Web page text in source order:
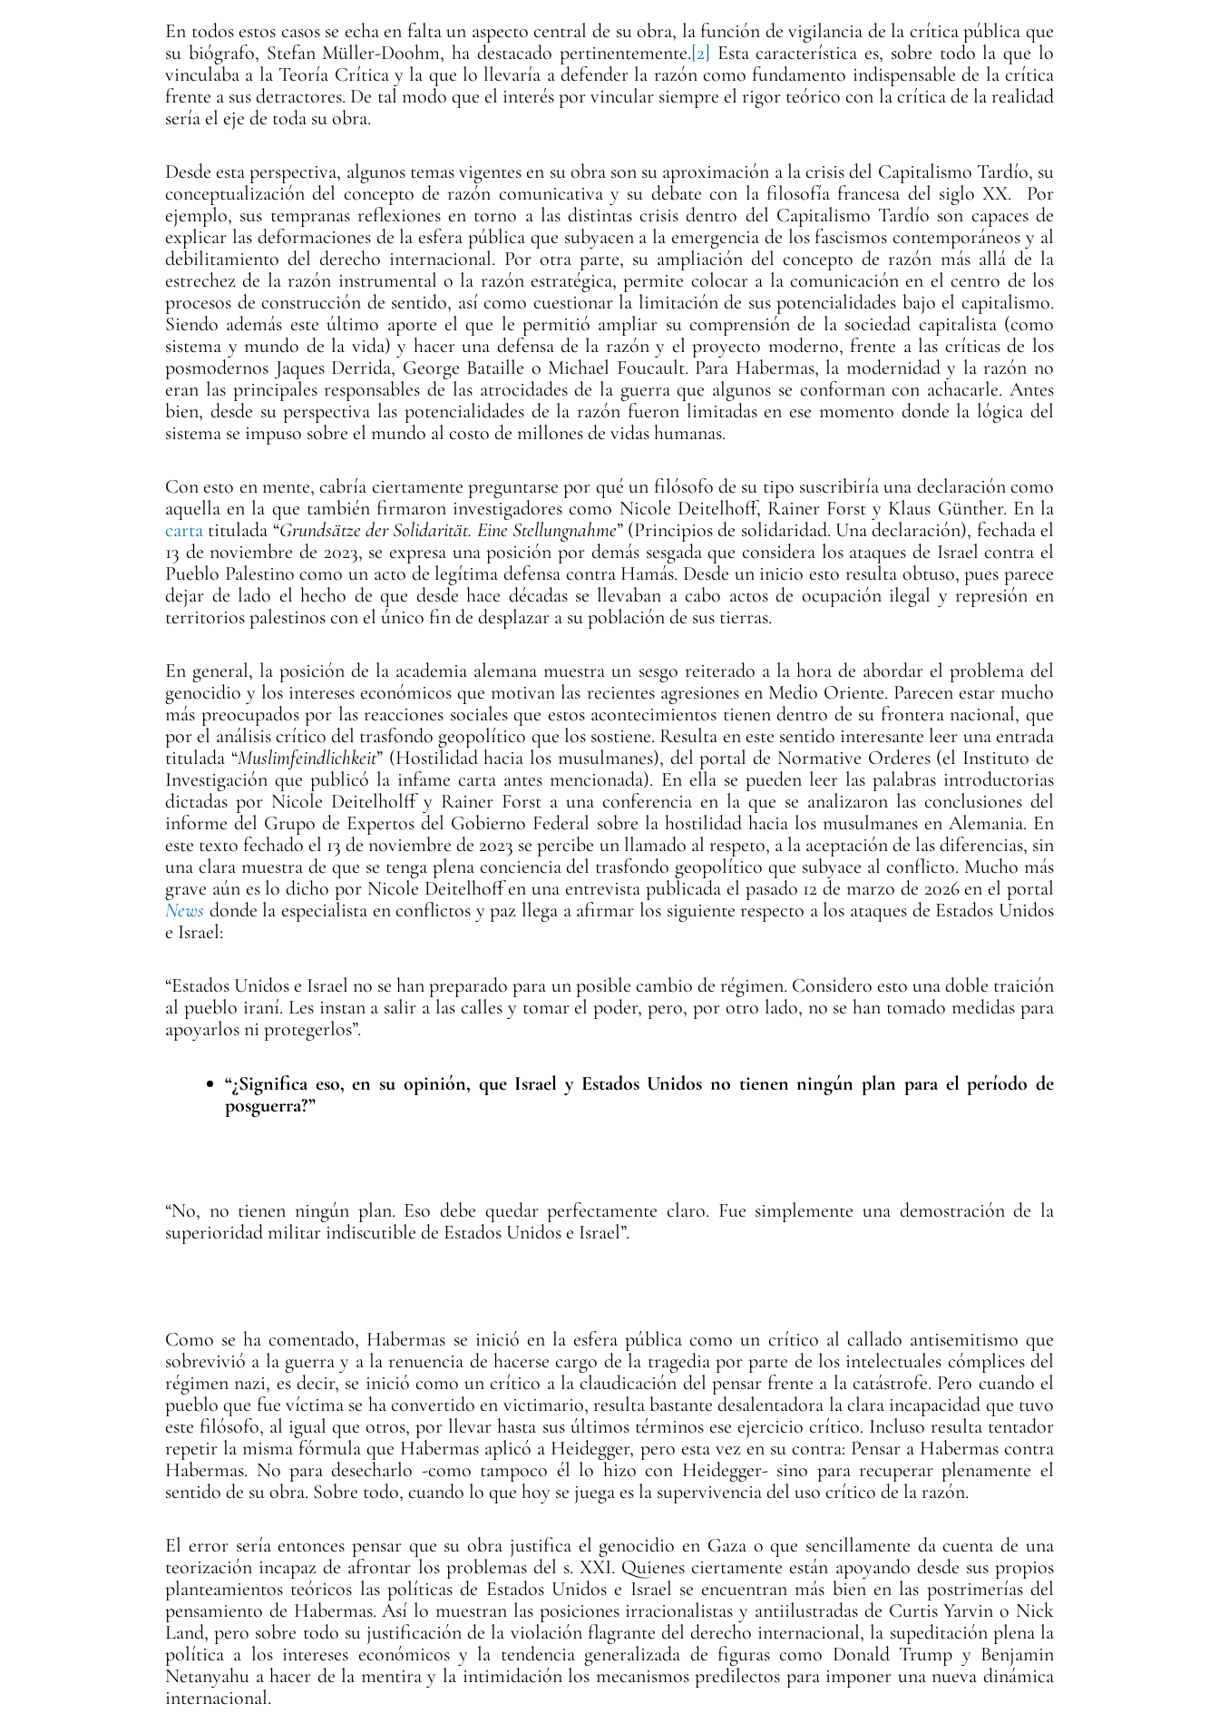
En todos estos casos se echa en falta un aspecto central de su obra, la función de vigilancia de la crítica pública que
su biógrafo, Stefan Müller-Doohm, ha destacado pertinentemente.[2] Esta característica es, sobre todo la que lo
vinculaba a la Teoría Crítica y la que lo llevaría a defender la razón como fundamento indispensable de la crítica
frente a sus detractores. De tal modo que el interés por vincular siempre el rigor teórico con la crítica de la realidad
sería el eje de toda su obra.
Desde esta perspectiva, algunos temas vigentes en su obra son su aproximación a la crisis del Capitalismo Tardío, su
conceptualización del concepto de razón comunicativa y su debate con la filosofía francesa del siglo XX. Por
ejemplo, sus tempranas reflexiones en torno a las distintas crisis dentro del Capitalismo Tardío son capaces de
explicar las deformaciones de la esfera pública que subyacen a la emergencia de los fascismos contemporáneos y al
debilitamiento del derecho internacional. Por otra parte, su ampliación del concepto de razón más allá de la
estrechez de la razón instrumental o la razón estratégica, permite colocar a la comunicación en el centro de los
procesos de construcción de sentido, así como cuestionar la limitación de sus potencialidades bajo el capitalismo.
Siendo además este último aporte el que le permitió ampliar su comprensión de la sociedad capitalista (como
sistema y mundo de la vida) y hacer una defensa de la razón y el proyecto moderno, frente a las críticas de los
posmodernos Jaques Derrida, George Bataille o Michael Foucault. Para Habermas, la modernidad y la razón no
eran las principales responsables de las atrocidades de la guerra que algunos se conforman con achacarle. Antes
bien, desde su perspectiva las potencialidades de la razón fueron limitadas en ese momento donde la lógica del
sistema se impuso sobre el mundo al costo de millones de vidas humanas.
Con esto en mente, cabría ciertamente preguntarse por qué un filósofo de su tipo suscribiría una declaración como
aquella en la que también firmaron investigadores como Nicole Deitelhoff, Rainer Forst y Klaus Günther. En la
carta titulada “Grundsätze der Solidarität. Eine Stellungnahme” (Principios de solidaridad. Una declaración), fechada el
13 de noviembre de 2023, se expresa una posición por demás sesgada que considera los ataques de Israel contra el
Pueblo Palestino como un acto de legítima defensa contra Hamás. Desde un inicio esto resulta obtuso, pues parece
dejar de lado el hecho de que desde hace décadas se llevaban a cabo actos de ocupación ilegal y represión en
territorios palestinos con el único fin de desplazar a su población de sus tierras.
En general, la posición de la academia alemana muestra un sesgo reiterado a la hora de abordar el problema del
genocidio y los intereses económicos que motivan las recientes agresiones en Medio Oriente. Parecen estar mucho
más preocupados por las reacciones sociales que estos acontecimientos tienen dentro de su frontera nacional, que
por el análisis crítico del trasfondo geopolítico que los sostiene. Resulta en este sentido interesante leer una entrada
titulada “Muslimfeindlichkeit” (Hostilidad hacia los musulmanes), del portal de Normative Orderes (el Instituto de
Investigación que publicó la infame carta antes mencionada). En ella se pueden leer las palabras introductorias
dictadas por Nicole Deitelholff y Rainer Forst a una conferencia en la que se analizaron las conclusiones del
informe del Grupo de Expertos del Gobierno Federal sobre la hostilidad hacia los musulmanes en Alemania. En
este texto fechado el 13 de noviembre de 2023 se percibe un llamado al respeto, a la aceptación de las diferencias, sin
una clara muestra de que se tenga plena conciencia del trasfondo geopolítico que subyace al conflicto. Mucho más
grave aún es lo dicho por Nicole Deitelhoff en una entrevista publicada el pasado 12 de marzo de 2026 en el portal
News donde la especialista en conflictos y paz llega a afirmar los siguiente respecto a los ataques de Estados Unidos
e Israel:
“Estados Unidos e Israel no se han preparado para un posible cambio de régimen. Considero esto una doble traición
al pueblo iraní. Les instan a salir a las calles y tomar el poder, pero, por otro lado, no se han tomado medidas para
apoyarlos ni protegerlos”.
“¿Significa eso, en su opinión, que Israel y Estados Unidos no tienen ningún plan para el período de
posguerra?”
“No, no tienen ningún plan. Eso debe quedar perfectamente claro. Fue simplemente una demostración de la
superioridad militar indiscutible de Estados Unidos e Israel”.
Como se ha comentado, Habermas se inició en la esfera pública como un crítico al callado antisemitismo que
sobrevivió a la guerra y a la renuencia de hacerse cargo de la tragedia por parte de los intelectuales cómplices del
régimen nazi, es decir, se inició como un crítico a la claudicación del pensar frente a la catástrofe. Pero cuando el
pueblo que fue víctima se ha convertido en victimario, resulta bastante desalentadora la clara incapacidad que tuvo
este filósofo, al igual que otros, por llevar hasta sus últimos términos ese ejercicio crítico. Incluso resulta tentador
repetir la misma fórmula que Habermas aplicó a Heidegger, pero esta vez en su contra: Pensar a Habermas contra
Habermas. No para desecharlo -como tampoco él lo hizo con Heidegger- sino para recuperar plenamente el
sentido de su obra. Sobre todo, cuando lo que hoy se juega es la supervivencia del uso crítico de la razón.
El error sería entonces pensar que su obra justifica el genocidio en Gaza o que sencillamente da cuenta de una
teorización incapaz de afrontar los problemas del s. XXI. Quienes ciertamente están apoyando desde sus propios
planteamientos teóricos las políticas de Estados Unidos e Israel se encuentran más bien en las postrimerías del
pensamiento de Habermas. Así lo muestran las posiciones irracionalistas y antiilustradas de Curtis Yarvin o Nick
Land, pero sobre todo su justificación de la violación flagrante del derecho internacional, la supeditación plena la
política a los intereses económicos y la tendencia generalizada de figuras como Donald Trump y Benjamin
Netanyahu a hacer de la mentira y la intimidación los mecanismos predilectos para imponer una nueva dinámica
internacional.